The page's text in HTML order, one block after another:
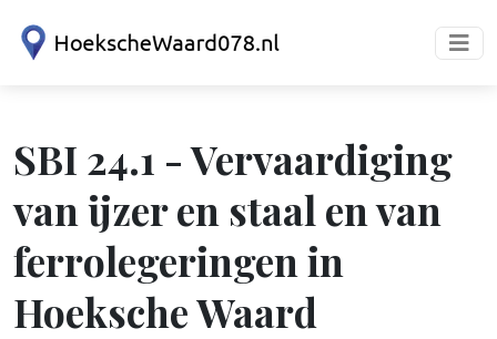
SBI 24.1 - Vervaardiging
van ijzer en staal en van
ferrolegeringen in
Hoeksche Waard